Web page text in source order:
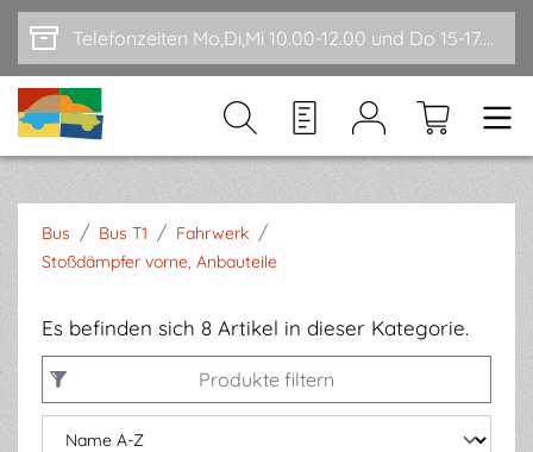
Zum Hauptinhalt springen Telefonzeiten Mo,Di,Mi 10.00-12.00 und Do 15-17.00
Bus / Bus T1 / Fahrwerk /
Stoßdämpfer vorne, Anbauteile
Es befinden sich 8 Artikel in dieser Kategorie.
Produkte filtern